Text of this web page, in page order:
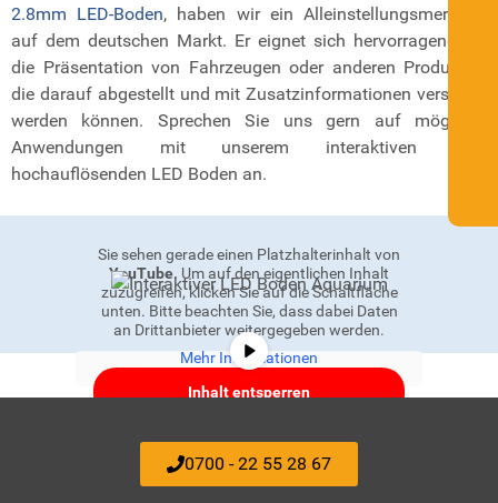
2.8mm LED-Boden, haben wir ein Alleinstellungsmerkmal
auf dem deutschen Markt. Er eignet sich hervorragend für
die Präsentation von Fahrzeugen oder anderen Produkten,
die darauf abgestellt und mit Zusatzinformationen versehen
werden können. Sprechen Sie uns gern auf mögliche
Anwendungen mit unserem interaktiven oder
hochauflösenden LED Boden an.
Sie sehen gerade einen Platzhalterinhalt von
YouTube. Um auf den eigentlichen Inhalt
zuzugreifen, klicken Sie auf die Schaltfläche
unten. Bitte beachten Sie, dass dabei Daten
an Drittanbieter weitergegeben werden.
Mehr Informationen
Inhalt entsperren
Erforderlichen Service akzeptieren
und Inhalte entsperren
0700 - 22 55 28 67